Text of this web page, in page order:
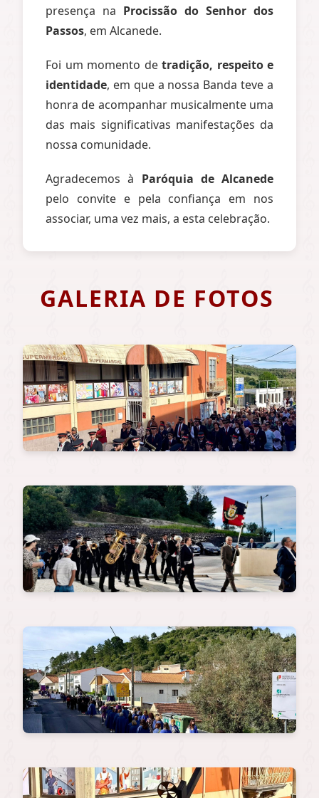
presença na Procissão do Senhor dos
Passos, em Alcanede.
Foi um momento de tradição, respeito e
identidade, em que a nossa Banda teve a
honra de acompanhar musicalmente uma
das mais significativas manifestações da
nossa comunidade.
Agradecemos à Paróquia de Alcanede
pelo convite e pela confiança em nos
associar, uma vez mais, a esta celebração.
GALERIA DE FOTOS